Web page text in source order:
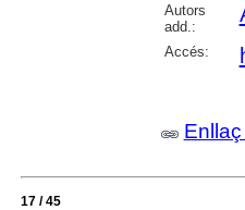
Autors
add.:
Accés:
17 / 45